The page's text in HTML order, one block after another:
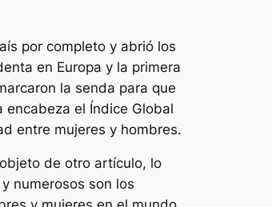
por completo y abrió los
en Europa y la primera
la senda para que
el Índice Global
entre mujeres y hombres.
de otro artículo, lo
numerosos son los